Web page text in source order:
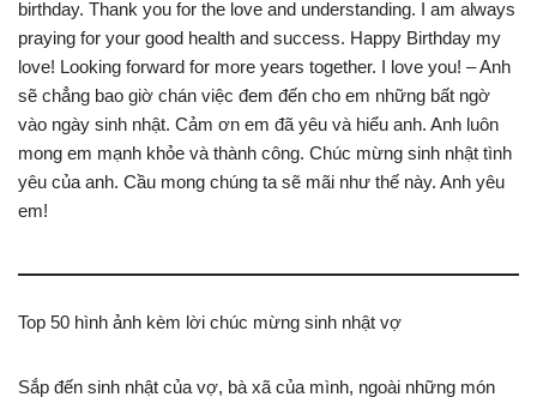
birthday. Thank you for the love and understanding. I am always
praying for your good health and success. Happy Birthday my
love! Looking forward for more years together. I love you! – Anh
sẽ chẳng bao giờ chán việc đem đến cho em những bất ngờ
vào ngày sinh nhật. Cảm ơn em đã yêu và hiểu anh. Anh luôn
mong em mạnh khỏe và thành công. Chúc mừng sinh nhật tình
yêu của anh. Cầu mong chúng ta sẽ mãi như thế này. Anh yêu
em!
Top 50 hình ảnh kèm lời chúc mừng sinh nhật vợ
Sắp đến sinh nhật của vợ, bà xã của mình, ngoài những món